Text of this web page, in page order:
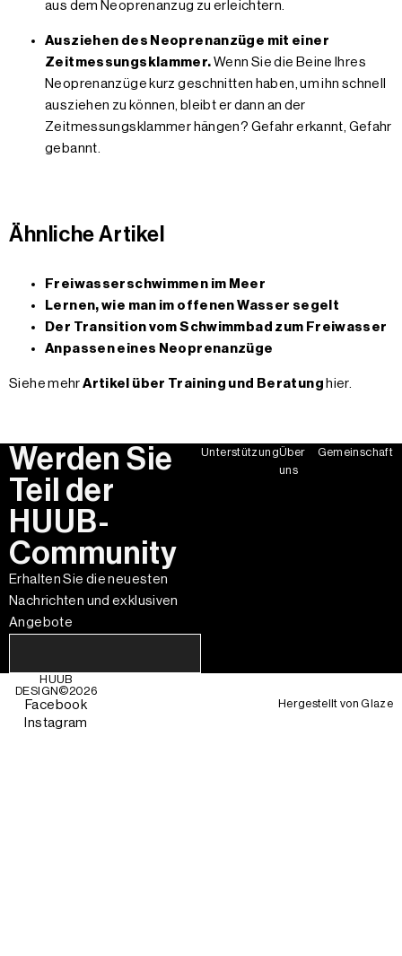
aus dem Neoprenanzug zu erleichtern.
Ausziehen des Neoprenanzüge mit einer
Zeitmessungsklammer. Wenn Sie die Beine Ihres
Neoprenanzüge kurz geschnitten haben, um ihn schnell
ausziehen zu können, bleibt er dann an der
Zeitmessungsklammer hängen? Gefahr erkannt, Gefahr
gebannt.
Ähnliche Artikel
Freiwasserschwimmen im Meer
Lernen, wie man im offenen Wasser segelt
Der Transition vom Schwimmbad zum Freiwasser
Anpassen eines Neoprenanzüge
Siehe mehrArtikel über Training und Beratung hier.
Werden Sie
Teil der
HUUB-
Community
Erhalten Sie die neuesten
Nachrichten und exklusiven
Angebote
UnterstützungÜber
uns
Gemeinschaft
HUUB
DESIGN©2026
Facebook
Instagram
Hergestellt vonGlaze